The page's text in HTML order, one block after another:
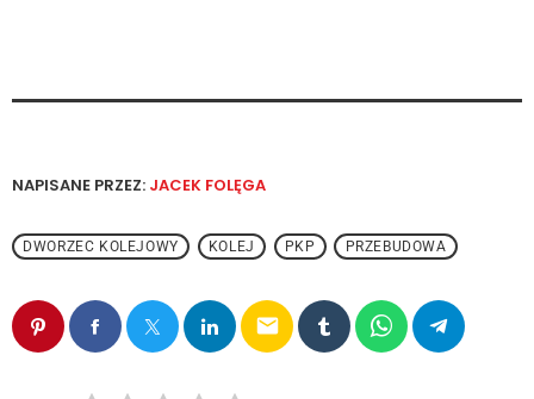
NAPISANE PRZEZ: JACEK FOLĘGA
DWORZEC KOLEJOWY KOLEJ PKP PRZEBUDOWA
email